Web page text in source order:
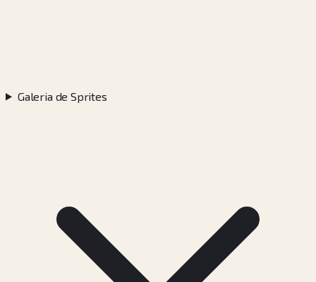
Galeria de Sprites